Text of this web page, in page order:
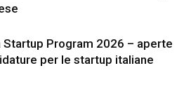
Startup Program 2026 – aperte
per le startup italiane